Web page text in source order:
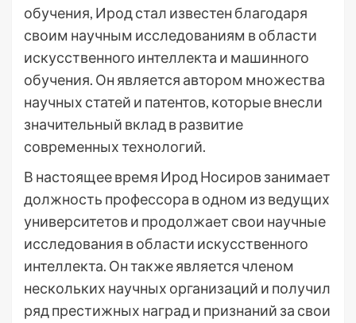
обучения, Ирод стал известен благодаря
своим научным исследованиям в области
искусственного интеллекта и машинного
обучения. Он является автором множества
научных статей и патентов, которые внесли
значительный вклад в развитие
современных технологий.
В настоящее время Ирод Носиров занимает
должность профессора в одном из ведущих
университетов и продолжает свои научные
исследования в области искусственного
интеллекта. Он также является членом
нескольких научных организаций и получил
ряд престижных наград и признаний за свои